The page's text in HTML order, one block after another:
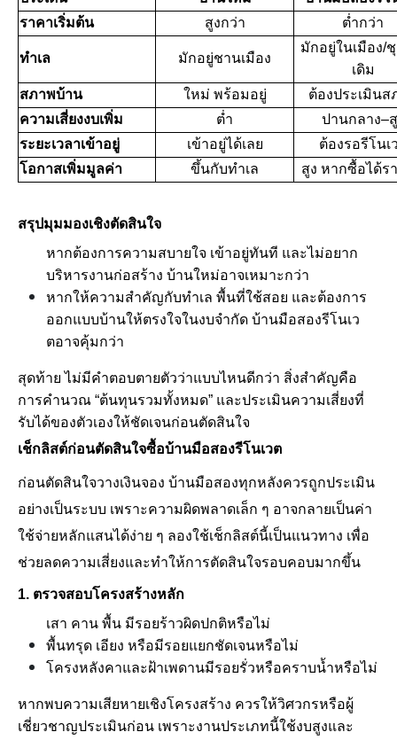
ราคาเริ่มต้น
สูงกว่า ต่ำกว่า
ทำเล มักอยู่ชานเมือง
มักอยู่ในเมือง/
เดิม
สภาพบ้าน
ใหม่ พร้อมอยู่
ต้องประเมินส
ความเสี่ยงงบเพิ่ม
ต่ำ
ปานกลาง–
ระยะเวลาเข้าอยู่
เข้าอยู่ได้เลย
ต้องรอรีโนเ
โอกาสเพิ่มมูลค่า
ขึ้นกับทำเล สูง หากซื้อได้ร
สรุปมุมมองเชิงตัดสินใจ
หากต้องการความสบายใจ เข้าอยู่ทันที และไม่อยาก
บริหารงานก่อสร้าง บ้านใหม่อาจเหมาะกว่า
หากให้ความสำคัญกับทำเล พื้นที่ใช้สอย และต้องการ
ออกแบบบ้านให้ตรงใจในงบจำกัด บ้านมือสองรีโนเว
ตอาจคุ้มกว่า
สุดท้าย ไม่มีคำตอบตายตัวว่าแบบไหนดีกว่า สิ่งสำคัญคือ
การคำนวณ “ต้นทุนรวมทั้งหมด” และประเมินความเสี่ยงที่
รับได้ของตัวเองให้ชัดเจนก่อนตัดสินใจ
เช็กลิสต์ก่อนตัดสินใจซื้อบ้านมือสองรีโนเวต
ก่อนตัดสินใจวางเงินจอง บ้านมือสองทุกหลังควรถูกประเมิน
อย่างเป็นระบบ เพราะความผิดพลาดเล็ก ๆ อาจกลายเป็นค่า
ใช้จ่ายหลักแสนได้ง่าย ๆ ลองใช้เช็กลิสต์นี้เป็นแนวทาง เพื่อ
ช่วยลดความเสี่ยงและทำให้การตัดสินใจรอบคอบมากขึ้น
1. ตรวจสอบโครงสร้างหลัก
เสา คาน พื้น มีรอยร้าวผิดปกติหรือไม่
พื้นทรุด เอียง หรือมีรอยแยกชัดเจนหรือไม่
โครงหลังคาและฝ้าเพดานมีรอยรั่วหรือคราบน้ำหรือไม่
หากพบความเสียหายเชิงโครงสร้าง ควรให้วิศวกรหรือผู้
เชี่ยวชาญประเมินก่อน เพราะงานประเภทนี้ใช้งบสูงและ